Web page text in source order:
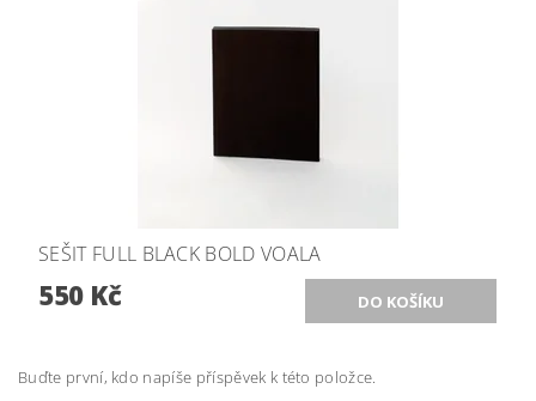
SEŠIT FULL BLACK BOLD VOALA
550 Kč
Buďte první, kdo napíše příspěvek k této položce.